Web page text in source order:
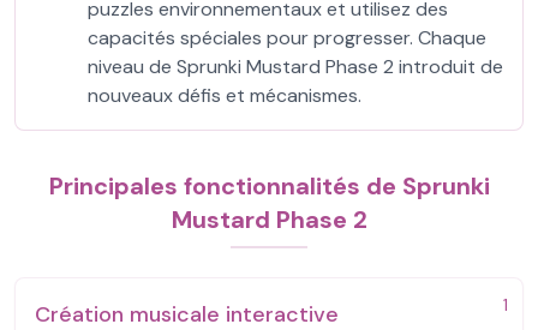
puzzles environnementaux et utilisez des
capacités spéciales pour progresser. Chaque
niveau de Sprunki Mustard Phase 2 introduit de
nouveaux défis et mécanismes.
Principales fonctionnalités de Sprunki
Mustard Phase 2
1
Création musicale interactive